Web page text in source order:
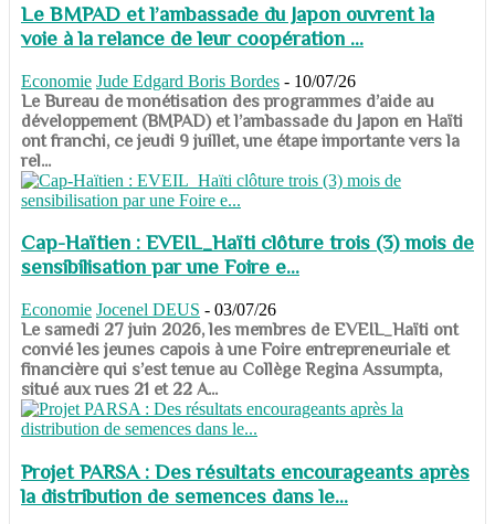
Le BMPAD et l’ambassade du Japon ouvrent la
voie à la relance de leur coopération ...
Economie Jude Edgard Boris Bordes - 10/07/26
​​​​​​​Le Bureau de monétisation des programmes d’aide au
développement (BMPAD) et l’ambassade du Japon en Haïti
ont franchi, ce jeudi 9 juillet, une étape importante vers la
rel...
Cap-Haïtien : EVEIL_Haïti clôture trois (3) mois de
sensibilisation par une Foire e...
Economie Jocenel DEUS - 03/07/26
Le samedi 27 juin 2026, les membres de EVEIL_Haïti ont
convié les jeunes capois à une Foire entrepreneuriale et
financière qui s’est tenue au Collège Regina Assumpta,
situé aux rues 21 et 22 A...
Projet PARSA : Des résultats encourageants après
la distribution de semences dans le...